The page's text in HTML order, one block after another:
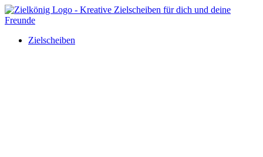
Zielscheiben